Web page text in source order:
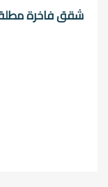
شقق فاخرة